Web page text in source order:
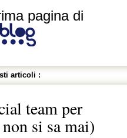
pagina di
articoli :
team per
si sa mai)